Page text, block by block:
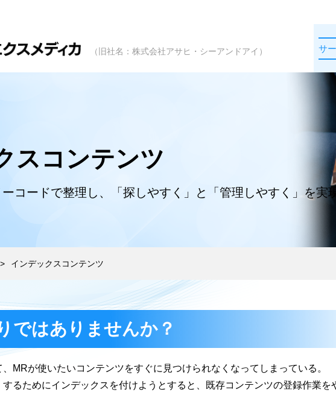
（旧社名：株式会社アサヒ・シーアンドアイ） サ
スコンテンツ
コードで整理し、「探しやすく」と「管理しやすく」を実
インデックスコンテンツ
ではありませんか？
MRが使いたいコンテンツをすぐに見つけられなくなってしまっている。
るためにインデックスを付けようとすると、既存コンテンツの登録作業を